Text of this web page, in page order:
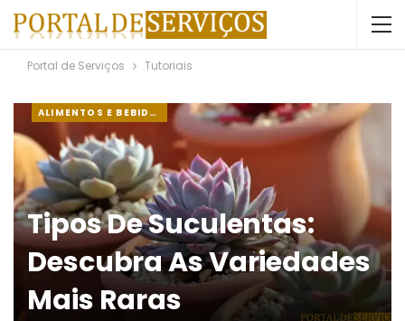
Portal de Serviços Tutoriais
ALIMENTOS E BEBIDAS
Tipos De Suculentas:
Descubra As Variedades
Mais Raras